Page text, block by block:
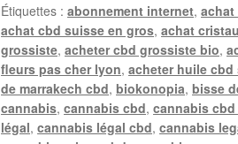
Étiquettes :abonnement internet,
achat cbd suisse en gros,achat
grossiste,acheter cbd grossiste bio,
fleurs pas cher lyon,acheter huile cbd
de marrakech cbd,biokonopia,bisse
cannabis,cannabis cbd,cannabis
légal,cannabis légal cbd,cannabis